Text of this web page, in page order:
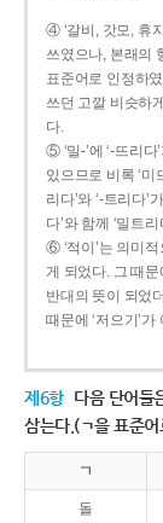
④ ‘갈비, 갓모, 휴
쓰였으나, 본래의
표준어로 인정하
쓰던 고깔 비슷하
다.
⑤ ‘밀-’에 ‘-뜨리다
있으므로 비록 ‘미
리다’와 ‘-트리다’
다’와 함께 ‘밀트
⑥ ‘적이’는 의미적
게 되었다. 그 때문
반대의 뜻이 되었
때문에 ‘저으기’가
제6항 다음 단어들
삼는다.(ㄱ을 표준
ㄱ
돌